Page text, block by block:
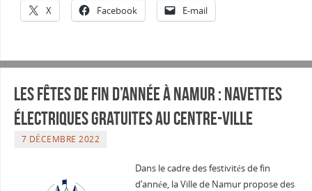
X Facebook E-mail
Les fêtes de fin d’année à Namur : Navettes
électriques gratuites au centre-ville
7 DÉCEMBRE 2022
Dans le cadre des festivités de fin
d’année, la Ville de Namur propose des